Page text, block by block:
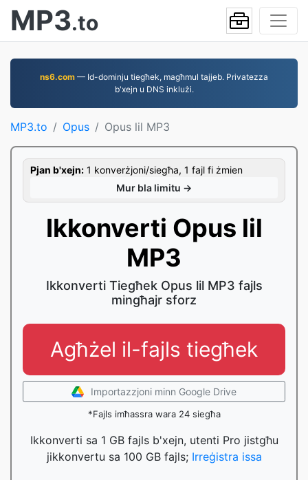
MP3.to
ns6.com — Id-dominju tiegħek, magħmul tajjeb. Privatezza
b'xejn u DNS inklużi.
MP3.to Opus Opus lil MP3
Pjan b'xejn: 1 konverżjoni/siegħa, 1 fajl fi żmien
Mur bla limitu →
Ikkonverti Opus lil
MP3
Ikkonverti Tiegħek Opus lil MP3 fajls
mingħajr sforz
Agħżel il-fajls tiegħek
Importazzjoni minn Google Drive
*Fajls imħassra wara 24 siegħa
Ikkonverti sa 1 GB fajls b'xejn, utenti Pro jistgħu
jikkonvertu sa 100 GB fajls; Irreġistra issa